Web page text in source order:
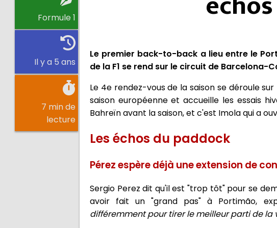
Formule 1
Il y a 5 ans
7 min de
lecture
Le premier back-to-back a lieu entre le
de la F1 se rend sur le circuit de
Le 4e rendez-vous de la saison se déroule
saison européenne et accueille les essais
Bahreïn avant la saison, et c'est Imola qui a
Les échos du paddock
Pérez espère déjà une extension de
Sergio Perez dit qu'il est "trop tôt" pour se
avoir fait un "grand pas" à Portimão,
différemment pour tirer le meilleur parti de la